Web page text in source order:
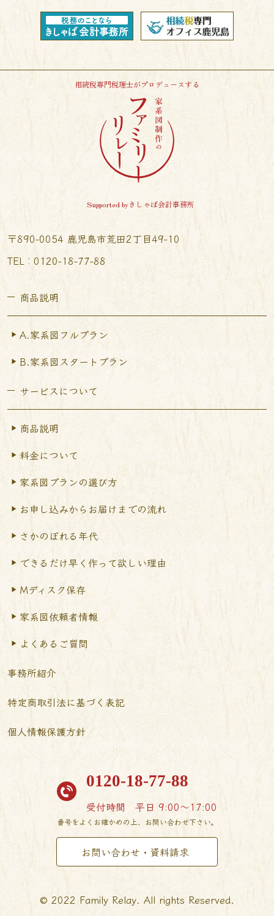
相続税専門税理士がプロデュースする
Supported byきしゃば会計事務所
〒890-0054 鹿児島市荒田2丁目49-10
TEL︰0120-18-77-88
商品説明
A.家系図フルプラン
B.家系図スタートプラン
サービスについて
商品説明
料金について
家系図プランの選び方
お申し込みからお届けまでの流れ
さかのぼれる年代
できるだけ早く作って欲しい理由
Mディスク保存
家系図依頼者情報
よくあるご質問
事務所紹介
特定商取引法に基づく表記
個人情報保護方針
0120-18-77-88
受付時間 平日 9:00〜17:00
番号をよくお確かめの上、お問い合わせ下さい。
お問い合わせ・資料請求
© 2022 Family Relay. All rights Reserved.